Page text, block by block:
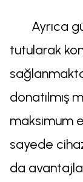
Ayrıca
tutularak
donatılmış
maksimum
sayede
da